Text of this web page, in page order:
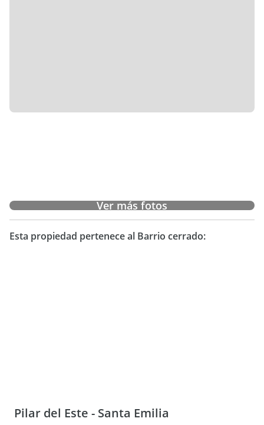
Ver más fotos
Esta propiedad pertenece al Barrio cerrado:
Pilar del Este - Santa Emilia